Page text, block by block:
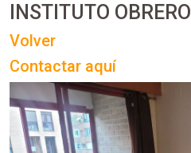
INSTITUTO OBRERO
Volver
Contactar aquí